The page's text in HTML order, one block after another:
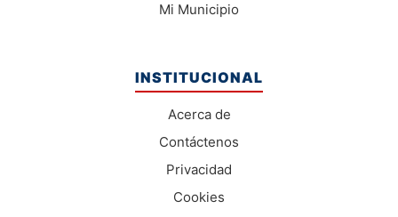
Mi Municipio
INSTITUCIONAL
Acerca de
Contáctenos
Privacidad
Cookies